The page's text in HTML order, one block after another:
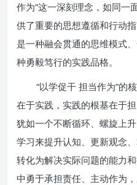
作为”这一深刻理念，如同一
供了重要的思想遵循和行动
是一种融会贯通的思维模式
种勇毅笃行的实践品格。
“以学促干 担当作为”的
在于实践，实践的根基在于
犹如一个不断循环、螺旋上
学习来提升认知、更新观念
转化为解决实际问题的能力
中勇于承担责任、主动作为